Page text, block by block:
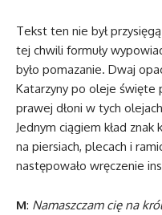
Tekst ten nie był
tej chwili formuły
było pomazanie. Dwaj
Katarzyny po oleje święte
prawej dłoni w tych
Jednym ciągiem kład
na piersiach, plecach i
następowało wręczenie
M: Namaszczam cię na